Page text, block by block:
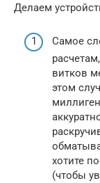
Делаем
Самое
витков
этом
хотите
(чтобы